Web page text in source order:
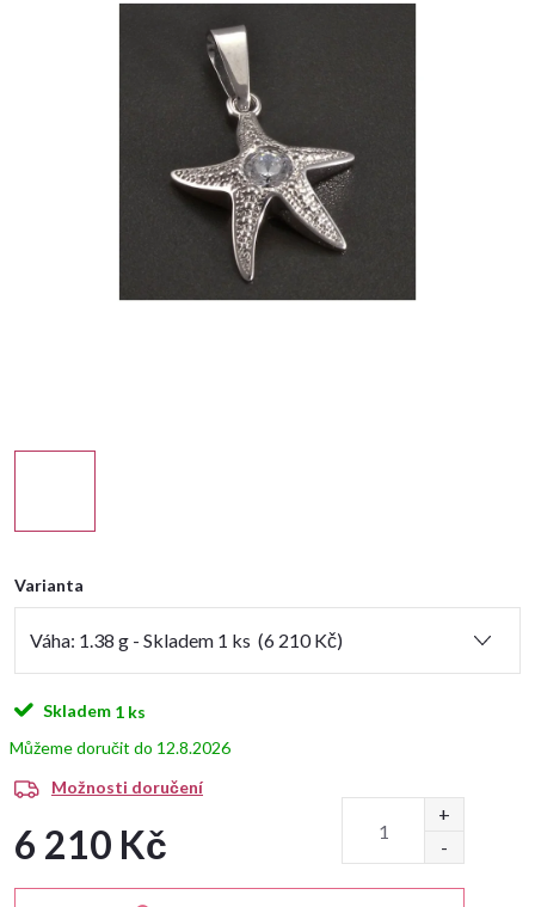
Varianta
Skladem 1 ks
12.8.2026
Možnosti doručení
6 210 Kč